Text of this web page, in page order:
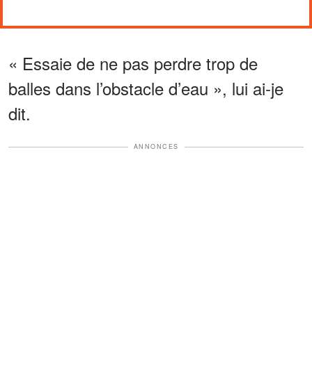
« Essaie de ne pas perdre trop de
balles dans l’obstacle d’eau », lui ai-je
dit.
ANNONCES